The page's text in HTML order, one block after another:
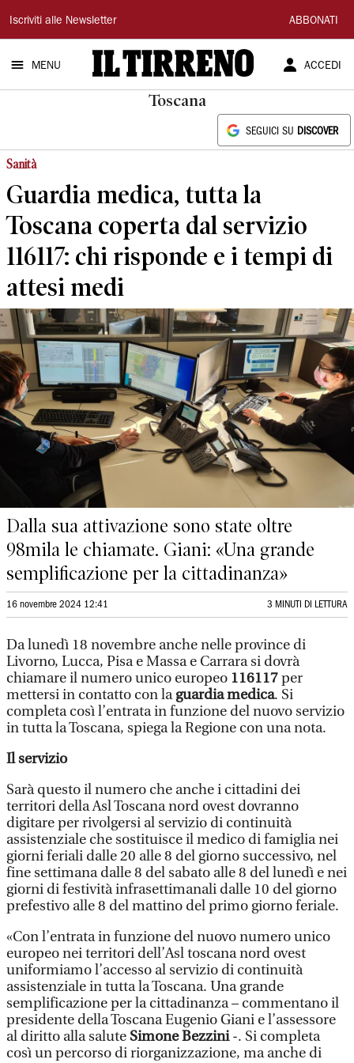
Il
Tirreno
Iscriviti alle Newsletter ABBONATI
MENU ACCEDI
Toscana
SEGUICI SU DISCOVER
Sanità
Guardia medica, tutta la
Toscana coperta dal servizio
116117: chi risponde e i tempi di
attesi medi
Dalla sua attivazione sono state oltre
98mila le chiamate. Giani: «Una grande
semplificazione per la cittadinanza»
16 novembre 2024 12:41 3 MINUTI DI LETTURA
Da lunedì 18 novembre anche nelle province di
Livorno, Lucca, Pisa e Massa e Carrara si dovrà
chiamare il numero unico europeo 116117per
mettersi in contatto con laguardia medica. Si
completa così l’entrata in funzione del nuovo servizio
in tutta la Toscana, spiega la Regione con una nota.
Il servizio
Sarà questo il numero che anche i cittadini dei
territori della Asl Toscana nord ovest dovranno
digitare per rivolgersi al servizio di continuità
assistenziale che sostituisce il medico di famiglia nei
giorni feriali dalle 20 alle 8 del giorno successivo, nel
fine settimana dalle 8 del sabato alle 8 del lunedì e nei
giorni di festività infrasettimanali dalle 10 del giorno
prefestivo alle 8 del mattino del primo giorno feriale.
«Con l’entrata in funzione del nuovo numero unico
europeo nei territori dell’Asl toscana nord ovest
uniformiamo l’accesso al servizio di continuità
assistenziale in tutta la Toscana. Una grande
semplificazione per la cittadinanza – commentano il
presidente della Toscana Eugenio Giani e l’assessore
al diritto alla salute Simone Bezzini-. Si completa
così un percorso di riorganizzazione, ma anche di